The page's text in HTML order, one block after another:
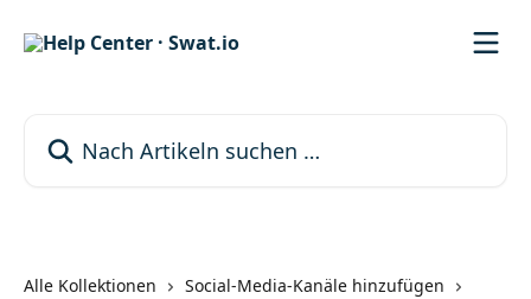
Alle Kollektionen
Social-Media-Kanäle hinzufügen